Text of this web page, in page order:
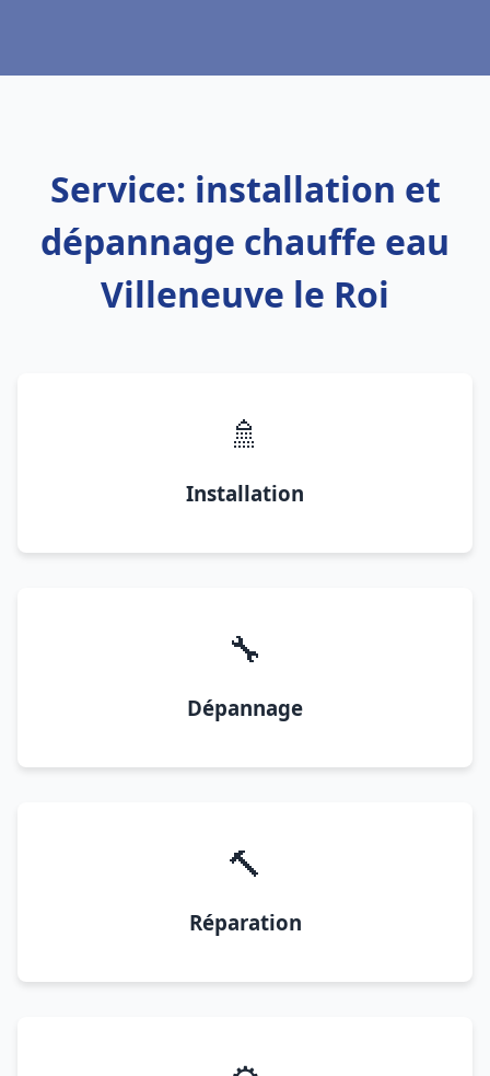
Service: installation et
dépannage chauffe eau
Villeneuve le Roi
🚿
Installation
🔧
Dépannage
🔨
Réparation